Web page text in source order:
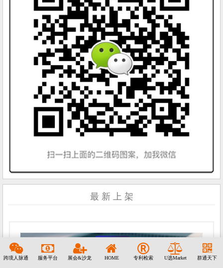
最 新 上 架
跨境人脉通 服务平台 展会&沙龙 HOME 专利检索 U选Market 群通天下